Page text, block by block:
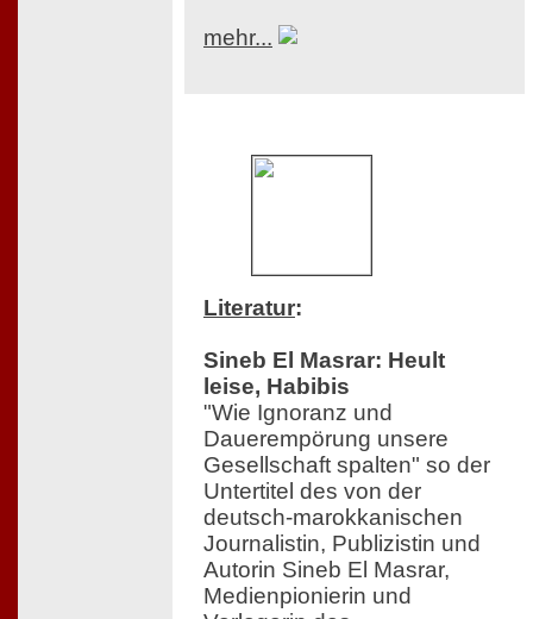
mehr...
Literatur:
Sineb El Masrar: Heult
leise, Habibis
"Wie Ignoranz und
Dauerempörung unsere
Gesellschaft spalten" so der
Untertitel des von der
deutsch-marokkanischen
Journalistin, Publizistin und
Autorin Sineb El Masrar,
Medienpionierin und